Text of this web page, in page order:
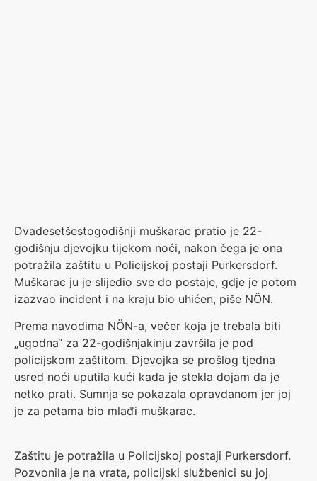
Dvadesetšestogodišnji muškarac pratio je 22-
godišnju djevojku tijekom noći, nakon čega je ona
potražila zaštitu u Policijskoj postaji Purkersdorf.
Muškarac ju je slijedio sve do postaje, gdje je potom
izazvao incident i na kraju bio uhićen, piše NÖN.
Prema navodima NÖN-a, večer koja je trebala biti
„ugodna“ za 22-godišnjakinju završila je pod
policijskom zaštitom. Djevojka se prošlog tjedna
usred noći uputila kući kada je stekla dojam da je
netko prati. Sumnja se pokazala opravdanom jer joj
je za petama bio mlađi muškarac.
Zaštitu je potražila u Policijskoj postaji Purkersdorf.
Pozvonila je na vrata, policijski službenici su joj